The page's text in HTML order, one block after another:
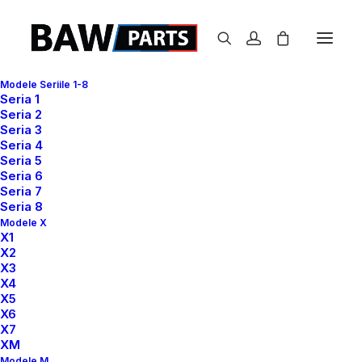
Modele Seriile 1-8
Seria 1
Seria 2
Seria 3
Seria 4
Seria 5
Seria 6
Seria 7
Seria 8
Modele X
X1
X2
X3
X4
X5
X6
X7
XM